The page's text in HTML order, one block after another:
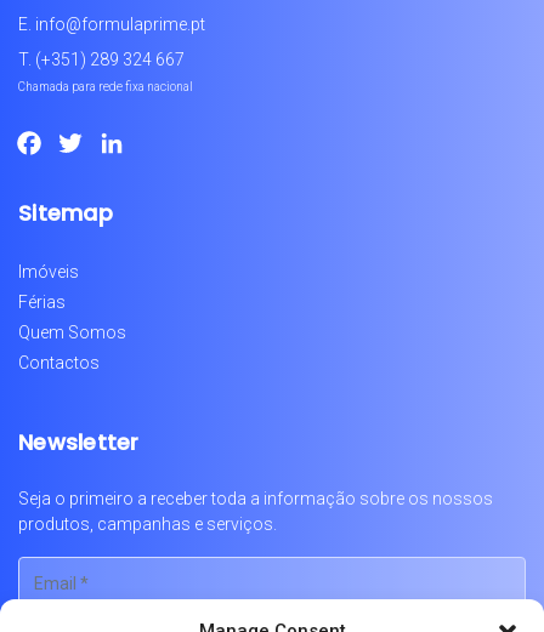
E. info@formulaprime.pt
T. (+351) 289 324 667
Chamada para rede fixa nacional
Facebook
Twitter
Sitemap
Imóveis
Férias
Quem Somos
Contactos
Newsletter
Seja o primeiro a receber toda a informação sobre os nossos
produtos, campanhas e serviços.